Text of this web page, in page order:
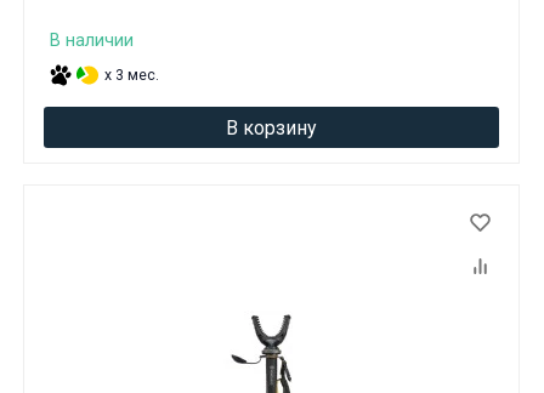
В наличии
x 3 мес.
В корзину
ДА НЕТ